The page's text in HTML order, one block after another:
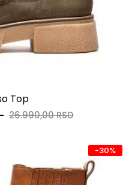
Top
26.990,00 RSD
-30%